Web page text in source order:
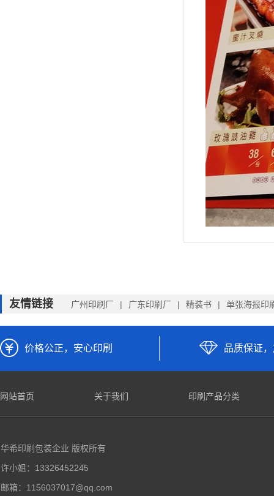
友情链接 广州印刷厂 广东印刷厂 精装书 单张海报印
价格公正，安心印刷 品质保证
网站首页 关于我们 印刷产品分类
华希印刷包装企业 版权所有
许小姐：13326452245
邮箱：1156037017@qq.com